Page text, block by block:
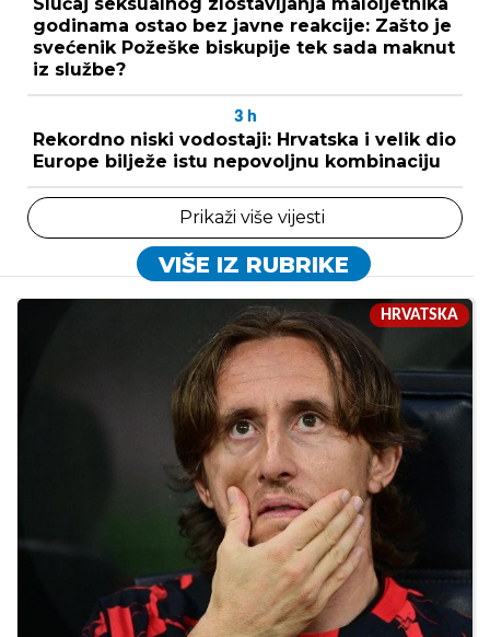
godinama ostao bez javne reakcije: Zašto je
svećenik Požeške biskupije tek sada maknut
iz službe?
3 h
Rekordno niski vodostaji: Hrvatska i velik dio
Europe bilježe istu nepovoljnu kombinaciju
Prikaži više vijesti
VIŠE IZ RUBRIKE
HRVATSKA